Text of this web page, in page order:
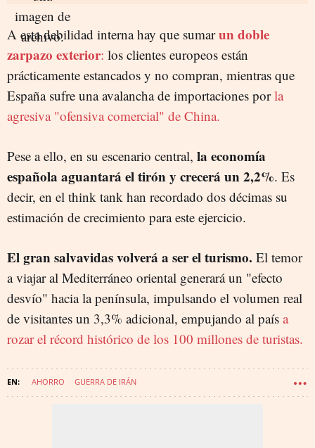
A esta debilidad interna hay que sumar un doble
zarpazo exterior: los clientes europeos están
prácticamente estancados y no compran, mientras que
España sufre una avalancha de importaciones porla
agresiva "ofensiva comercial" de China.
Pese a ello, en su escenario central, la economía
española aguantará el tirón y crecerá un 2,2%. Es
decir, en el think tank han recordado dos décimas su
estimación de crecimiento para este ejercicio.
El gran salvavidas volverá a ser el turismo. El temor
a viajar al Mediterráneo oriental generará un "efecto
desvío" hacia la península, impulsando el volumen real
de visitantes un 3,3% adicional, empujando al país a
rozar el récord histórico de los 100 millones de turistas.
AHORRO GUERRA DE IRÁN